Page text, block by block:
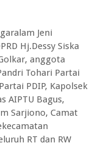
Jeni
Hj.Dessy Siska
anggota
Tohari Partai
PDIP, Kapolsek
AIPTU Bagus,
Sarjiono, Camat
RT dan RW